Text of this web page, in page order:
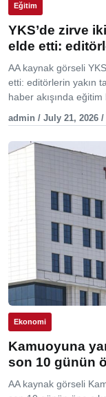
Eğitim
YKS’de zirve
elde etti:
AA kaynak görseli
etti: editörlerin yakın
haber akışında eğitim
admin / July 21, 2026
Ekonomi
Kamuoyuna
son 10 günün
AA kaynak görseli